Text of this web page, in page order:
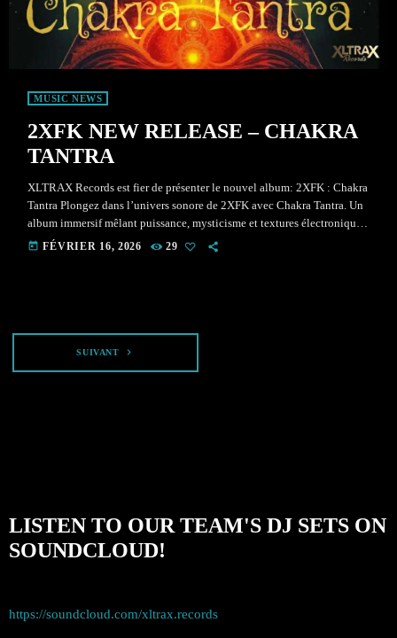
MUSIC NEWS
2XFK NEW RELEASE – CHAKRA
TANTRA
XLTRAX Records est fier de présenter le nouvel album: 2XFK : Chakra
Tantra Plongez dans l’univers sonore de 2XFK avec Chakra Tantra. Un
album immersif mêlant puissance, mysticisme et textures électroniques
profondes. Disponible dès maintenant. Un album puissant, mystique et
today FÉVRIER 16, 2026 29
SUIVANT navigate_next
LISTEN TO OUR TEAM'S DJ SETS ON
SOUNDCLOUD!
https://soundcloud.com/xltrax.records